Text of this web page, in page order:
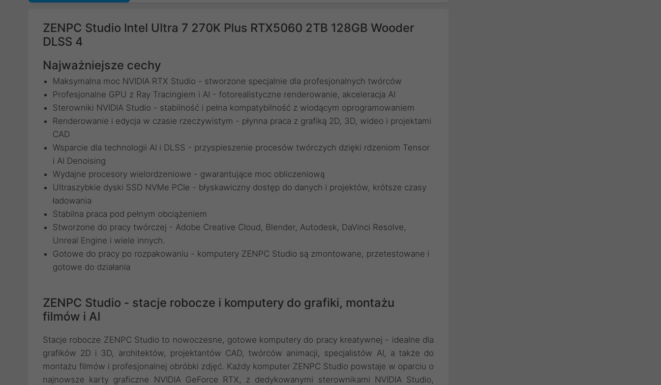
ZENPC Studio Intel Ultra 7 270K Plus RTX5060 2TB 128GB Wooder
DLSS 4
Najważniejsze cechy
Maksymalna moc NVIDIA RTX Studio - stworzone specjalnie dla profesjonalnych twórców
Profesjonalne GPU z Ray Tracingiem i AI - fotorealistyczne renderowanie, akceleracja AI
Sterowniki NVIDIA Studio - stabilność i pełna kompatybilność z wiodącym oprogramowaniem
Renderowanie i edycja w czasie rzeczywistym - płynna praca z grafiką 2D, 3D, wideo i projektami
CAD
Wsparcie dla technologii AI i DLSS - przyspieszenie procesów twórczych dzięki rdzeniom Tensor
i AI Denoising
Wydajne procesory wielordzeniowe - gwarantujące moc obliczeniową
Ultraszybkie dyski SSD NVMe PCIe - błyskawiczny dostęp do danych i projektów, krótsze czasy
ładowania
Stabilna praca pod pełnym obciążeniem
Stworzone do pracy twórczej - Adobe Creative Cloud, Blender, Autodesk, DaVinci Resolve,
Unreal Engine i wiele innych.
Gotowe do pracy po rozpakowaniu - komputery ZENPC Studio są zmontowane, przetestowane i
gotowe do działania
ZENPC Studio - stacje robocze i komputery do grafiki, montażu
filmów i AI
Stacje robocze ZENPC Studio to nowoczesne, gotowe komputery do pracy kreatywnej - idealne dla
grafików 2D i 3D, architektów, projektantów CAD, twórców animacji, specjalistów AI, a także do
montażu filmów i profesjonalnej obróbki zdjęć. Każdy komputer ZENPC Studio powstaje w oparciu o
najnowsze karty graficzne NVIDIA GeForce RTX, z dedykowanymi sterownikami NVIDIA Studio,